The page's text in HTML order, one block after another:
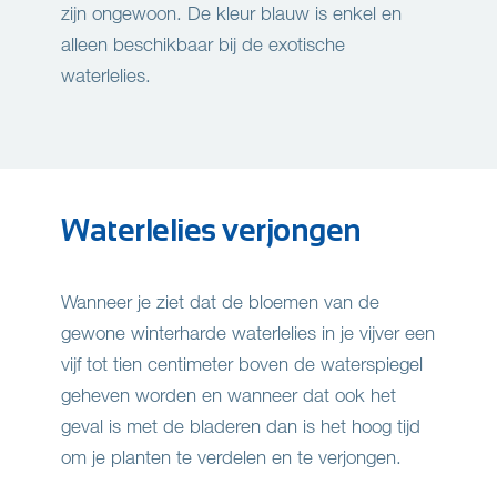
zijn ongewoon. De kleur blauw is enkel en
alleen beschikbaar bij de exotische
waterlelies.
Waterlelies verjongen
Wanneer je ziet dat de bloemen van de
gewone winterharde waterlelies in je vijver een
vijf tot tien centimeter boven de waterspiegel
geheven worden en wanneer dat ook het
geval is met de bladeren dan is het hoog tijd
om je planten te verdelen en te verjongen.